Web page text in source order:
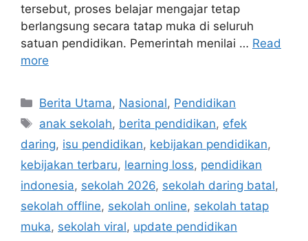
tersebut, proses belajar mengajar tetap
berlangsung secara tatap muka di seluruh
satuan pendidikan. Pemerintah menilai … Read
more
C
a
e
g
o
r
i
Berita Utama, Nasional, Pendidikan
T
a
s
anak sekolah, berita pendidikan, efek
daring, isu pendidikan, kebijakan pendidikan,
kebijakan terbaru, learning loss, pendidikan
indonesia, sekolah 2026, sekolah daring batal,
sekolah offline, sekolah online, sekolah tatap
muka, sekolah viral, update pendidikan